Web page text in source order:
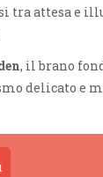
tra attesa e
, il brano
delicato e